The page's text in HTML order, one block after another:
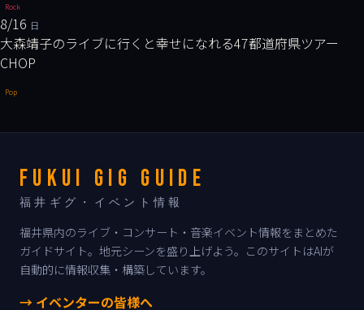
Rock
8/16 日
大森靖子のライブに行くと幸せになれる47都道府県ツアー
CHOP
Pop
FUKUI GIG GUIDE
福井ギグ・イベント情報
福井県内のライブ・コンサート・音楽イベント情報をまとめた
ガイドサイト。地元シーンを盛り上げよう。このサイトはAIが
自動的に情報収集・構築しています。
→ イベンターの皆様へ